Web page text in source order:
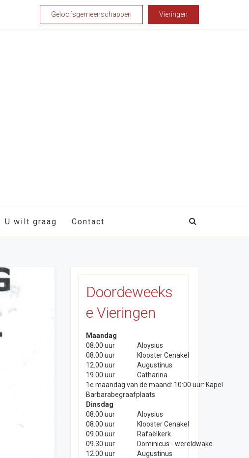
Geloofsgemeenschappen Vieringen
U wilt graag Contact
Doordeweeks
e Vieringen
Maandag
08.00 uur
Aloysius
08.00 uur
Klooster Cenakel
12.00 uur
Augustinus
19.00 uur
Catharina
1e maandag van de maand: 10:00 uur: Kapel
Barbarabegraafplaats
Dinsdag
08.00 uur
Aloysius
08.00 uur
Klooster Cenakel
09.00 uur
Rafaëlkerk
09.30 uur
Dominicus - wereldwake
12.00 uur
Augustinus